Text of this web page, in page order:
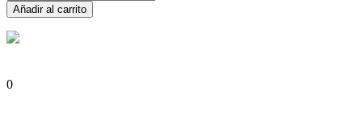
Añadir al carrito
0